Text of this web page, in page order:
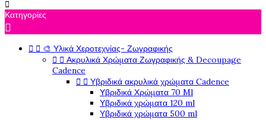

Κατηγορίες

  🎨 Υλικά Χεροτεχνίας- Ζωγραφικής
  Ακρυλικά Χρώματα Ζωγραφικής & Decoupage
Cadence
  Υβριδικά ακρυλικά χρώματα Cadence
Υβριδικά Χρώματα 70 Ml
Υβριδικά χρώματα 120 ml
Υβριδικά χρώματα 500 ml